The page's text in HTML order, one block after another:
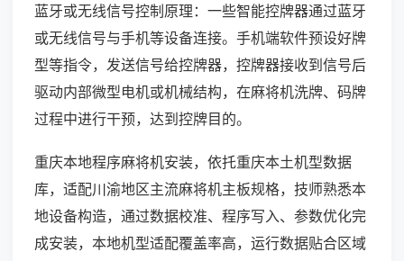
蓝牙或无线信号控制原理：一些智能控牌器通过蓝牙
或无线信号与手机等设备连接。手机端软件预设好牌
型等指令，发送信号给控牌器，控牌器接收到信号后
驱动内部微型电机或机械结构，在麻将机洗牌、码牌
过程中进行干预，达到控牌目的。
重庆本地程序麻将机安装，依托重庆本土机型数据
库，适配川渝地区主流麻将机主板规格，技师熟悉本
地设备构造，通过数据校准、程序写入、参数优化完
成安装，本地机型适配覆盖率高，运行数据贴合区域